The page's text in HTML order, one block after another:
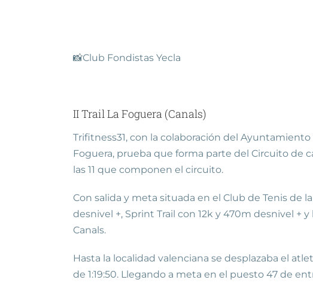
📸Club Fondistas Yecla
II Trail La Foguera (Canals)
Trifitness31, con la colaboración del
Foguera, prueba que forma parte del Circuito de
las 11 que componen el circuito.
Con salida y meta situada en el Club de Tenis de
desnivel +, Sprint Trail con 12k y 470m desnivel +
Canals.
Hasta la localidad valenciana se desplazaba el
de 1:19:50. Llegando a meta en el puesto 47 de